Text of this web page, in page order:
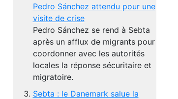
Pedro Sánchez attendu pour une
visite de crise
Pedro Sánchez se rend à Sebta
après un afflux de migrants pour
coordonner avec les autorités
locales la réponse sécuritaire et
migratoire.
Sebta : le Danemark salue la